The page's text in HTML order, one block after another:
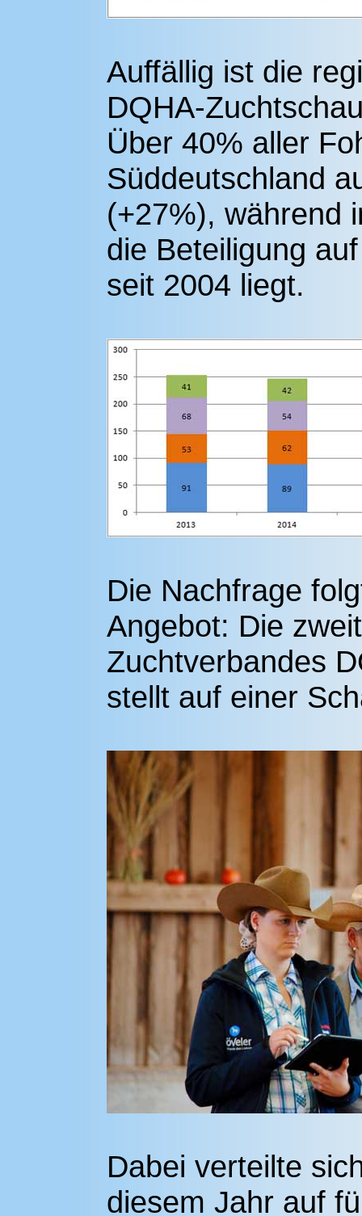
Auffällig ist die
DQHA-
Über 40% aller
Süddeutschland
(+27%), während
die Beteiligung
seit 2004 liegt.
Die Nachfrage
Angebot: Die
Zuchtverbandes
stellt auf einer
Dabei verteilte
diesem Jahr auf